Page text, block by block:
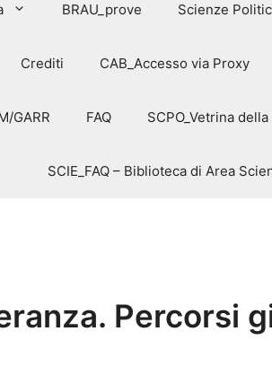
BRAU_prove Scienze
Crediti CAB_Accesso via Proxy
GARR FAQ SCPO_Vetrina
SCIE_FAQ – Biblioteca di Area
Percorsi